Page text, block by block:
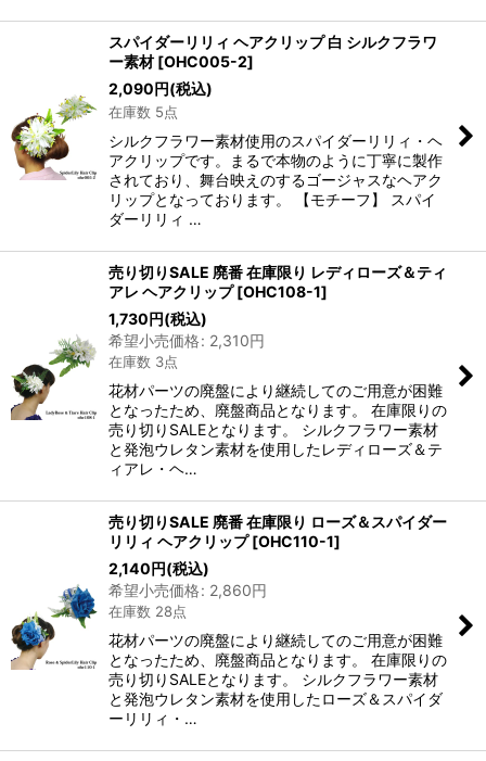
スパイダーリリィ ヘアクリップ 白 シルクフラワ
ー素材 [OHC005-2]
2,090円(税込)
在庫数 5点
シルクフラワー素材使用のスパイダーリリィ・ヘ
アクリップです。まるで本物のように丁寧に製作
されており、舞台映えのするゴージャスなヘアク
リップとなっております。 【モチーフ】 スパイ
ダーリリィ …
売り切りSALE 廃番 在庫限り レディローズ＆ティ
アレ ヘアクリップ [OHC108-1]
1,730円(税込)
希望小売価格: 2,310円
在庫数 3点
花材パーツの廃盤により継続してのご用意が困難
となったため、廃盤商品となります。 在庫限りの
売り切りSALEとなります。 シルクフラワー素材
と発泡ウレタン素材を使用したレディローズ＆テ
ィアレ・ヘ…
売り切りSALE 廃番 在庫限り ローズ＆スパイダー
リリィ ヘアクリップ [OHC110-1]
2,140円(税込)
希望小売価格: 2,860円
在庫数 28点
花材パーツの廃盤により継続してのご用意が困難
となったため、廃盤商品となります。 在庫限りの
売り切りSALEとなります。 シルクフラワー素材
と発泡ウレタン素材を使用したローズ＆スパイダ
ーリリィ・…